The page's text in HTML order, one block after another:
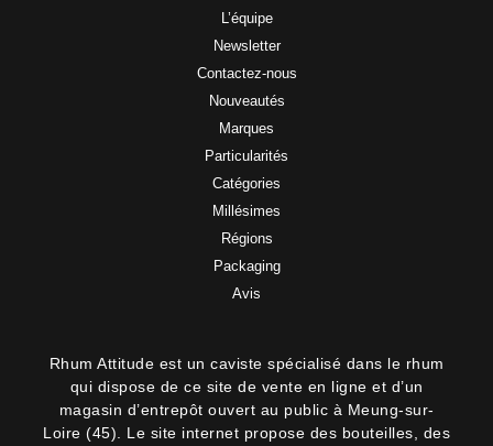
L’équipe
Newsletter
Contactez-nous
Nouveautés
Marques
Particularités
Catégories
Millésimes
Régions
Packaging
Avis
Rhum Attitude est un caviste spécialisé dans le rhum
qui dispose de ce site de vente en ligne et d’un
magasin d’entrepôt ouvert au public à Meung-sur-
Loire (45). Le site internet propose des bouteilles, des